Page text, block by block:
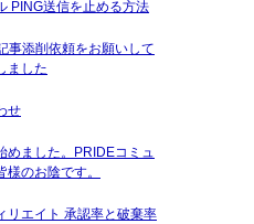
PING送信を止める方法
事添削依頼をお願いして
ました
せ
めました。PRIDEコミュ
様のお陰です。
リエイト 承認率と破棄率